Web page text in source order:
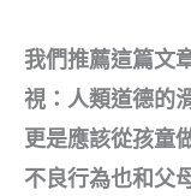
我們推薦這篇文
視：人類道德的
更是應該從孩童
不良行為也和父